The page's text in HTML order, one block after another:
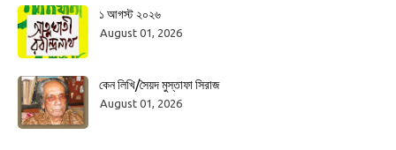
১ আগস্ট ২০২৬
August 01, 2026
কেন লিখি/সৈয়দ মুস্তাফা সিরাজ
August 01, 2026